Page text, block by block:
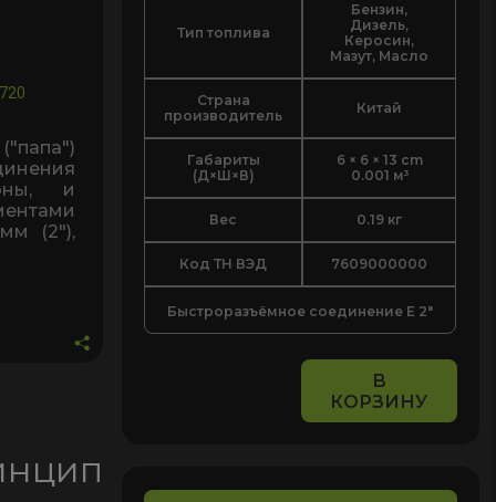
и
(2"),
Тип топлива
Бензин,
Дизель,
Керосин,
Мазут, Масло
Страна
производитель
Китай
Габариты
(Д×Ш×В)
6 × 6 × 13 cm
0.001 м³
Вес 0.19 кг
Код ТН ВЭД 7609000000
Быстроразъёмное соединение E 2"
соединение
В
КОРЗИНУ